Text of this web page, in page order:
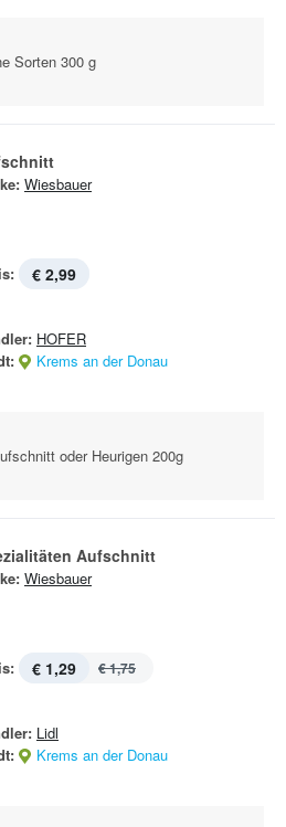
Sorten 300 g
Wiesbauer
€ 2,99
HOFER
Krems an der Donau
oder Heurigen 200g
Aufschnitt
Wiesbauer
€ 1,29 € 1,75
Lidl
Krems an der Donau